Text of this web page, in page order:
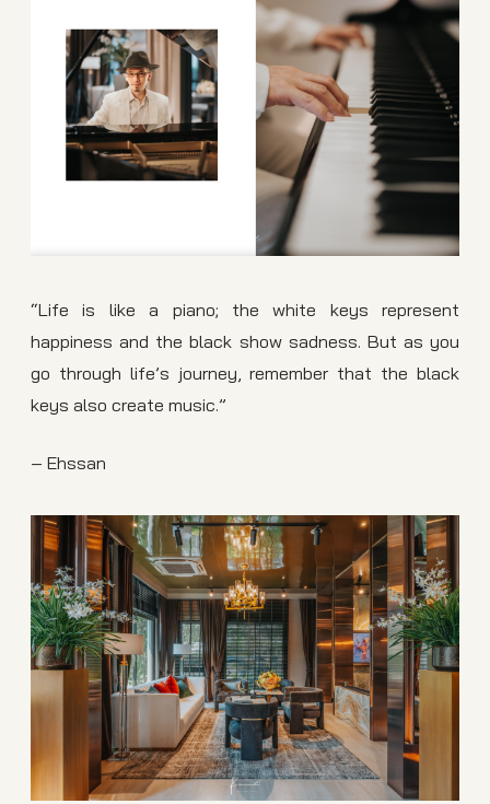
“Life is like a piano; the white keys represent
happiness and the black show sadness. But as you
go through life’s journey, remember that the black
keys also create music.”
– Ehssan